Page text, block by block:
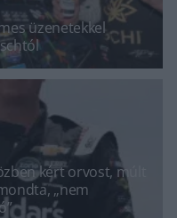
üzenetekkel
kért orvost, múlt
„nem